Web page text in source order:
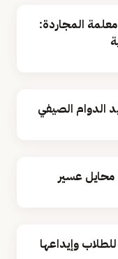
المجاردة:
الدوام الصيفي
للطلاب وإيداعها